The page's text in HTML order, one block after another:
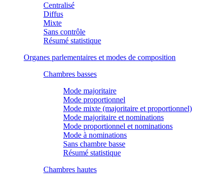
Centralisé
Diffus
Mixte
Sans contrôle
Résumé statistique
Organes parlementaires et modes de composition
Chambres basses
Mode majoritaire
Mode proportionnel
Mode mixte (majoritaire et proportionnel)
Mode majoritaire et nominations
Mode proportionnel et nominations
Mode à nominations
Sans chambre basse
Résumé statistique
Chambres hautes